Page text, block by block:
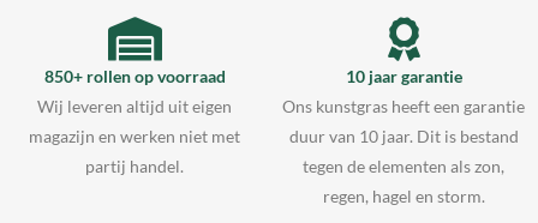
850+ rollen op voorraad
Wij leveren altijd uit eigen
magazijn en werken niet met
partij handel.
10 jaar garantie
Ons kunstgras heeft een garantie
duur van 10 jaar. Dit is bestand
tegen de elementen als zon,
regen, hagel en storm.